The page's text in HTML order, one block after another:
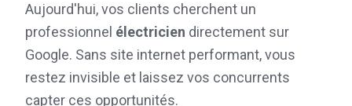
Aujourd'hui, vos clients cherchent un
professionnel électricien directement sur
Google. Sans site internet performant, vous
restez invisible et laissez vos concurrents
capter ces opportunités.